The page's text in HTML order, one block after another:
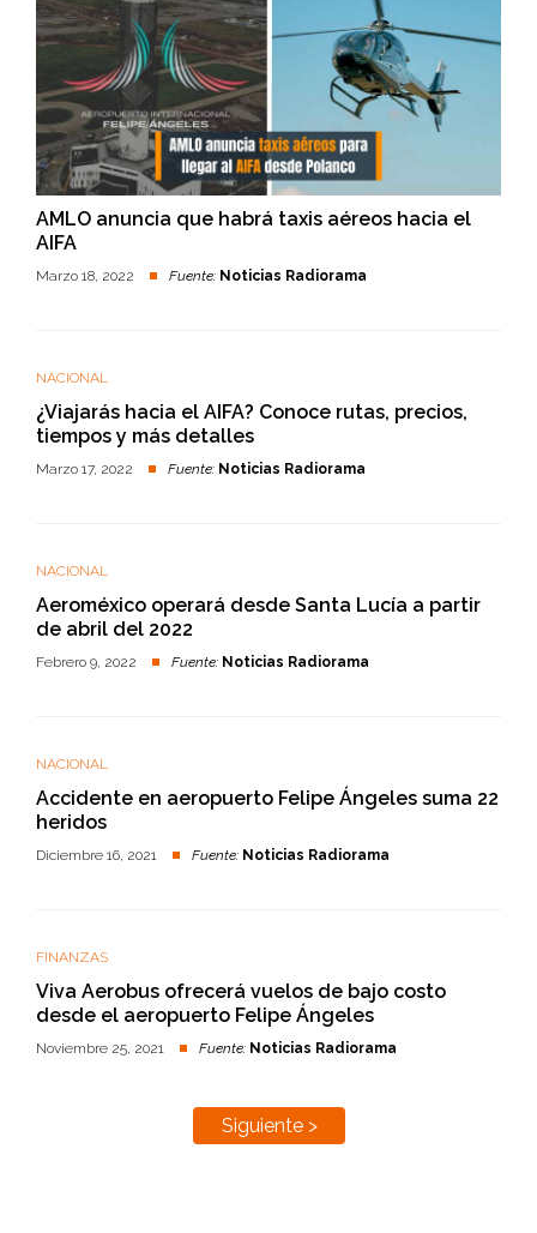
AMLO anuncia que habrá taxis aéreos hacia el
AIFA
Marzo 18, 2022 Fuente: Noticias Radiorama
NACIONAL
¿Viajarás hacia el AIFA? Conoce rutas, precios,
tiempos y más detalles
Marzo 17, 2022 Fuente: Noticias Radiorama
NACIONAL
Aeroméxico operará desde Santa Lucía a partir
de abril del 2022
Febrero 9, 2022 Fuente: Noticias Radiorama
NACIONAL
Accidente en aeropuerto Felipe Ángeles suma 22
heridos
Diciembre 16, 2021 Fuente: Noticias Radiorama
FINANZAS
Viva Aerobus ofrecerá vuelos de bajo costo
desde el aeropuerto Felipe Ángeles
Noviembre 25, 2021 Fuente: Noticias Radiorama
Siguiente >